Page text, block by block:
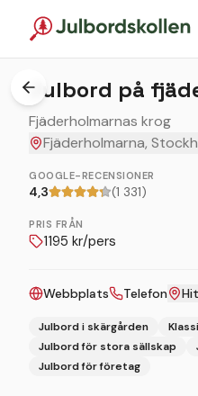
Julbord på
Fjäderholmarnas krog
Fjäderholmarna,
GOOGLE-RECENSIONER
4,3 (1 331)
PRIS FRÅN
1195 kr/pers
Webbplats Telefon
Julbord i skärgården
Julbord för stora sällskap
Julbord för företag